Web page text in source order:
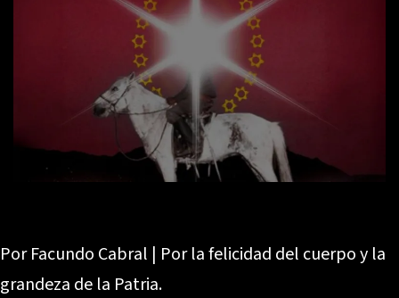
Por Facundo Cabral | Por la felicidad del cuerpo y la
grandeza de la Patria.